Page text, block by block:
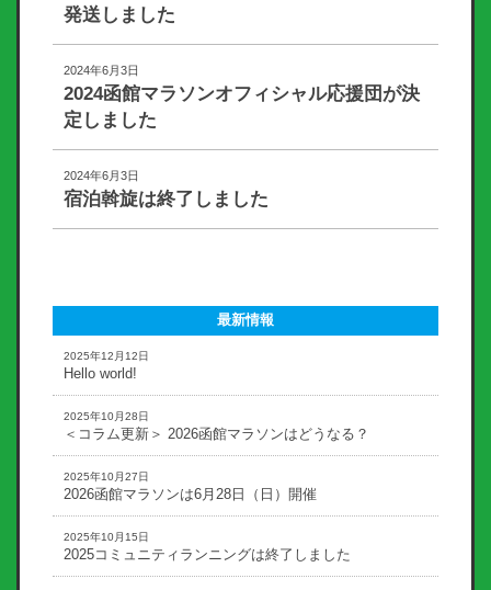
発送しました
2024年6月3日
2024函館マラソンオフィシャル応援団が決
定しました
2024年6月3日
宿泊斡旋は終了しました
最新情報
2025年12月12日
Hello world!
2025年10月28日
＜コラム更新＞ 2026函館マラソンはどうなる？
2025年10月27日
2026函館マラソンは6月28日（日）開催
2025年10月15日
2025コミュニティランニングは終了しました